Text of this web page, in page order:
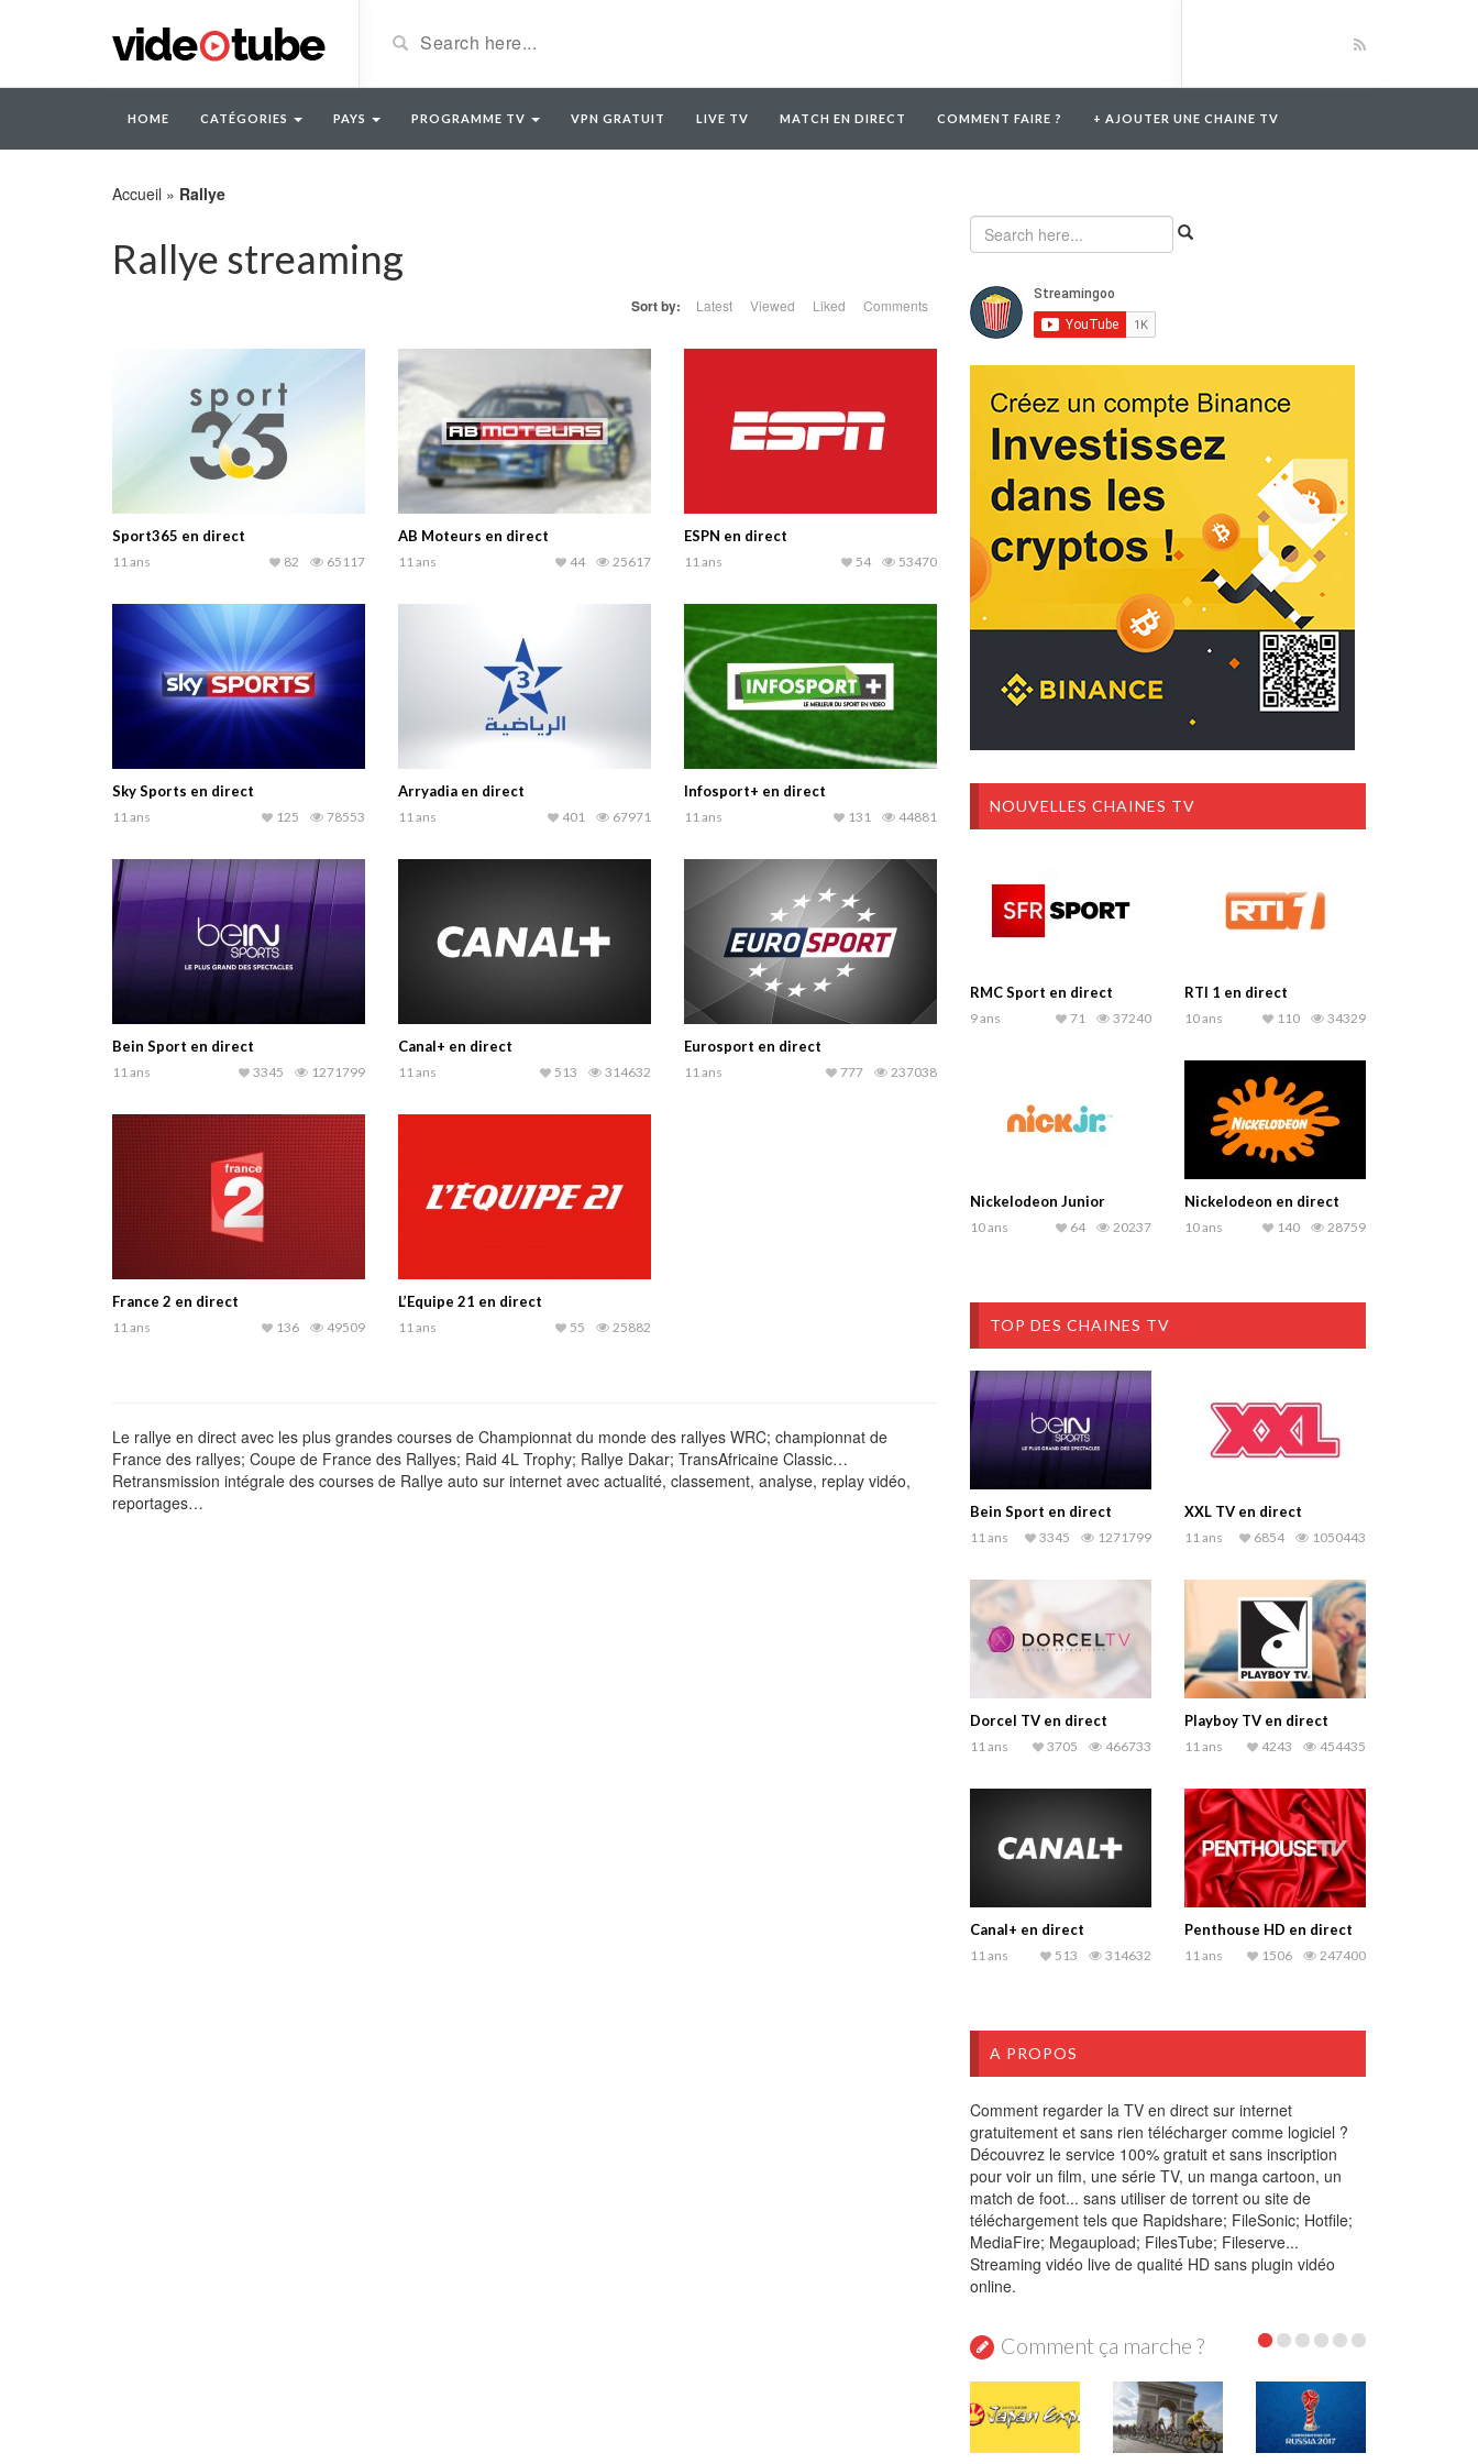
HOME CATÉGORIES PAYS PROGRAMME TV VPN GRATUIT LIVE TV MATCH EN DIRECT COMMENT FAIRE ? + AJOUTER UNE CHAINE TV
Accueil » Rallye
Rallye streaming
Sort by: Latest Viewed Liked Comments
Sport365 en direct
11 ans 65117
82
AB Moteurs en direct
11 ans 25617
44
ESPN en direct
11 ans 53470
54
Sky Sports en direct
11 ans 78553
125
Arryadia en direct
11 ans 67971
401
Infosport+ en direct
11 ans 44881
131
Bein Sport en direct
11 ans 1271799
3345
Canal+ en direct
11 ans 314632
513
Eurosport en direct
11 ans 237038
777
France 2 en direct
11 ans 49509
136
L’Equipe 21 en direct
11 ans 25882
55
Le rallye en direct avec les plus grandes courses de Championnat du monde des rallyes WRC; championnat de
France des rallyes; Coupe de France des Rallyes; Raid 4L Trophy; Rallye Dakar; TransAfricaine Classic…
Retransmission intégrale des courses de Rallye auto sur internet avec actualité, classement, analyse, replay vidéo,
reportages…
NOUVELLES CHAINES TV
RMC Sport en direct
9 ans 37240
71
RTI 1 en direct
10 ans 34329
110
Nickelodeon Junior
10 ans 20237
64
Nickelodeon en direct
10 ans 28759
140
TOP DES CHAINES TV
Bein Sport en direct
11 ans 1271799
3345
XXL TV en direct
11 ans 1050443
6854
Dorcel TV en direct
11 ans 466733
3705
Playboy TV en direct
11 ans 454435
4243
Canal+ en direct
11 ans 314632
513
Penthouse HD en direct
11 ans 247400
1506
A PROPOS
Comment regarder la TV en direct sur internet
gratuitement et sans rien télécharger comme logiciel ?
Découvrez le service 100% gratuit et sans inscription
pour voir un film, une série TV, un manga cartoon, un
match de foot... sans utiliser de torrent ou site de
téléchargement tels que Rapidshare; FileSonic; Hotfile;
MediaFire; Megaupload; FilesTube; Fileserve...
Streaming vidéo live de qualité HD sans plugin vidéo
online.
Comment ça marche ?